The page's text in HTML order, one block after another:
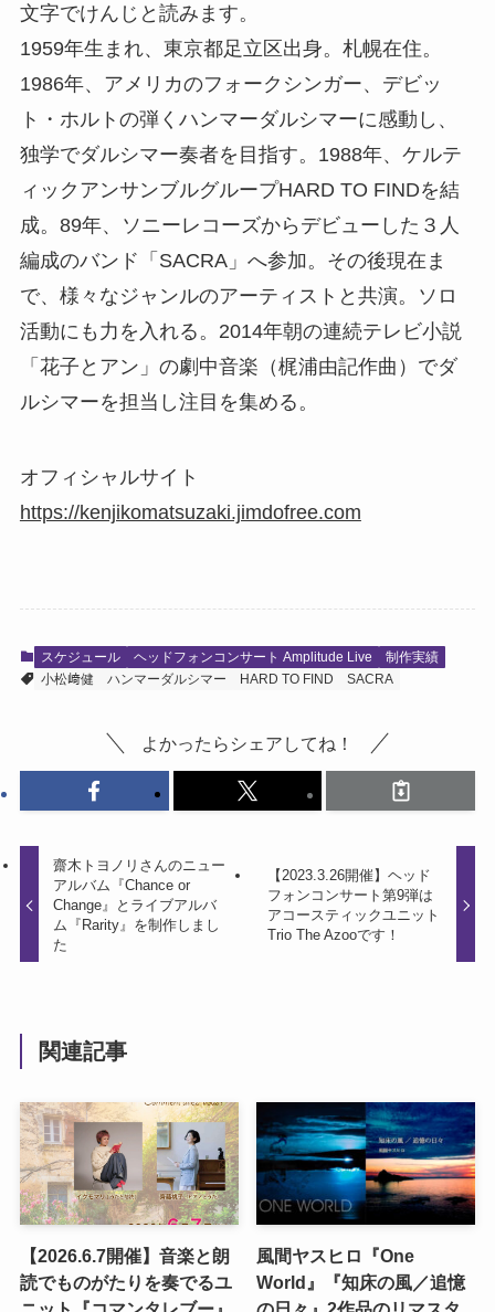
文字でけんじと読みます。
1959年生まれ、東京都足立区出身。札幌在住。
1986年、アメリカのフォークシンガー、デビッ
ト・ホルトの弾くハンマーダルシマーに感動し、
独学でダルシマー奏者を目指す。1988年、ケルテ
ィックアンサンブルグループHARD TO FINDを結
成。89年、ソニーレコーズからデビューした３人
編成のバンド「SACRA」へ参加。その後現在ま
で、様々なジャンルのアーティストと共演。ソロ
活動にも力を入れる。2014年朝の連続テレビ小説
「花子とアン」の劇中音楽（梶浦由記作曲）でダ
ルシマーを担当し注目を集める。
オフィシャルサイト
https://kenjikomatsuzaki.jimdofree.com
スケジュール ヘッドフォンコンサート Amplitude Live
制作実績
小松﨑健
ハンマーダルシマー HARD TO FIND SACRA
よかったらシェアしてね！
齋木トヨノリさんのニュー
アルバム『Chance or
Change』とライブアルバ
ム『Rarity』を制作しまし
た
【2023.3.26開催】ヘッド
フォンコンサート第9弾は
アコースティックユニット
Trio The Azooです！
関連記事
【2026.6.7開催】音楽と朗
読でものがたりを奏でるユ
風間ヤスヒロ『One
World』『知床の風／追憶